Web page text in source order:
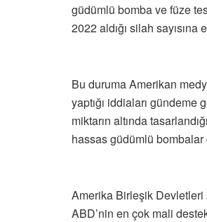
güdümlü bomba ve füze
2022 aldığı silah sayısına
Bu duruma Amerikan
yaptığı iddiaları
miktarın altında
hassas güdümlü bombalar
Amerika Birleşik
ABD’nin en çok mali